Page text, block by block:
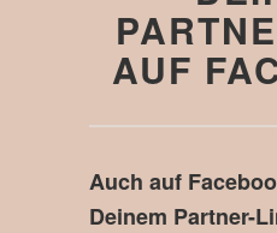
AUF
Auch auf
Deinem Partner-